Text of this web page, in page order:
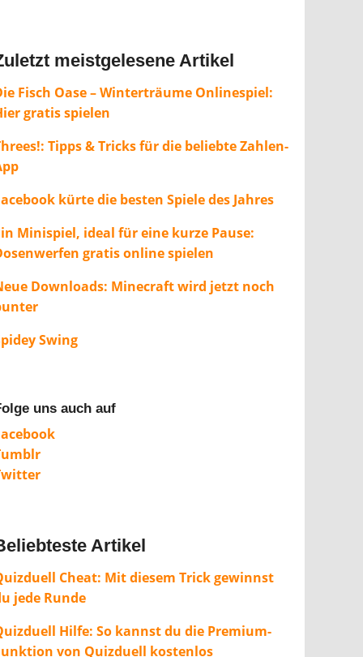
meistgelesene Artikel
Fisch Oase – Winterträume Onlinespiel:
gratis spielen
Tipps & Tricks für die beliebte Zahlen-
kürte die besten Spiele des Jahres
Minispiel, ideal für eine kurze Pause:
gratis online spielen
Downloads: Minecraft wird jetzt noch
Swing
uns auch auf
Artikel
Cheat: Mit diesem Trick gewinnst
jede Runde
Hilfe: So kannst du die Premium-
von Quizduell kostenlos